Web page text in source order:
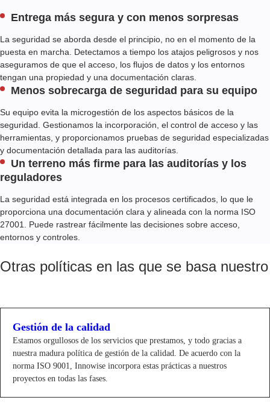
Entrega más segura y con menos sorpresas
La seguridad se aborda desde el principio, no en el momento de la
puesta en marcha. Detectamos a tiempo los atajos peligrosos y nos
aseguramos de que el acceso, los flujos de datos y los entornos
tengan una propiedad y una documentación claras.
Menos sobrecarga de seguridad para su equipo
Su equipo evita la microgestión de los aspectos básicos de la
seguridad. Gestionamos la incorporación, el control de acceso y las
herramientas, y proporcionamos pruebas de seguridad especializadas
y documentación detallada para las auditorías.
Un terreno más firme para las auditorías y los
reguladores
La seguridad está integrada en los procesos certificados, lo que le
proporciona una documentación clara y alineada con la norma ISO
27001. Puede rastrear fácilmente las decisiones sobre acceso,
entornos y controles.
Otras políticas en las que se basa
Gestión de la calidad
Estamos orgullosos de los servicios que prestamos, y todo gracias a
nuestra madura política de gestión de la calidad. De acuerdo con la
norma ISO 9001, Innowise incorpora estas prácticas a nuestros
proyectos en todas las fases.